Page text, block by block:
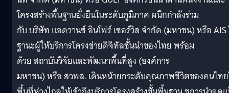
โครงสร้างพื้นฐานยั่งยืนในระดับภูมิภาค ผนึกกำลังร่วม
กับ บริษัท แอดวานซ์ อินโฟร์ เซอร์วิส จำกัด (มหาชน) หรือ AIS
ฐานะผู้ให้บริการโครงข่ายดิจิทัลชั้นนำของไทย พร้อม
ด้วย สถาบันวิจัยและพัฒนาพื้นที่สูง (องค์การ
มหาชน) หรือ สวพส. เดินหน้ายกระดับคุณภาพชีวิตของคนไท